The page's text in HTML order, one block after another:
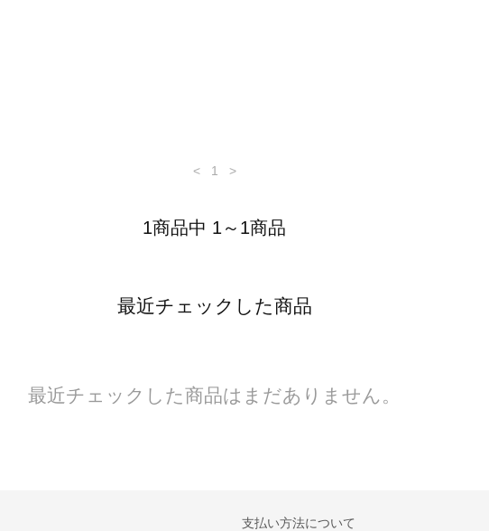
< 1 >
1商品中 1～1商品
最近チェックした商品
最近チェックした商品はまだありません。
支払い方法について